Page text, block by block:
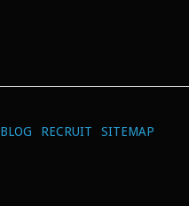
BLOG RECRUIT SITEMAP